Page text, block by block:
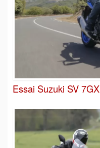
Essai Suzuki SV 7GX